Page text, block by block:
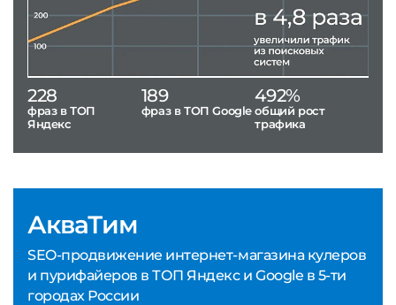
АкваТим
SEO-продвижение интернет-магазина кулеров
и пурифайеров в ТОП Яндекс и Google в 5-ти
городах России
228
фраз в ТОП
Яндекс
189
фраз в ТОП Google
492%
общий рост
трафика